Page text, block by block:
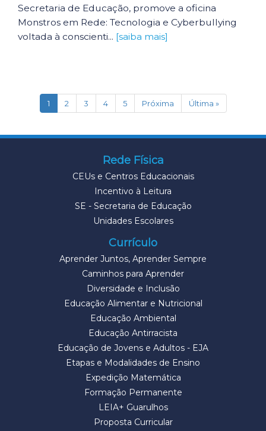
Secretaria de Educação, promove a oficina
Monstros em Rede: Tecnologia e Cyberbullying
voltada à conscienti... [saiba mais]
1(current)
2 3 4 5 Próxima Última »
Rede Física
CEUs e Centros Educacionais
Incentivo à Leitura
SE - Secretaria de Educação
Unidades Escolares
Currículo
Aprender Juntos, Aprender Sempre
Caminhos para Aprender
Diversidade e Inclusão
Educação Alimentar e Nutricional
Educação Ambiental
Educação Antirracista
Educação de Jovens e Adultos - EJA
Etapas e Modalidades de Ensino
Expedição Matemática
Formação Permanente
LEIA+ Guarulhos
Proposta Curricular